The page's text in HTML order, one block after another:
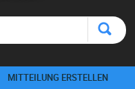
MITTEILUNG ERSTELLEN